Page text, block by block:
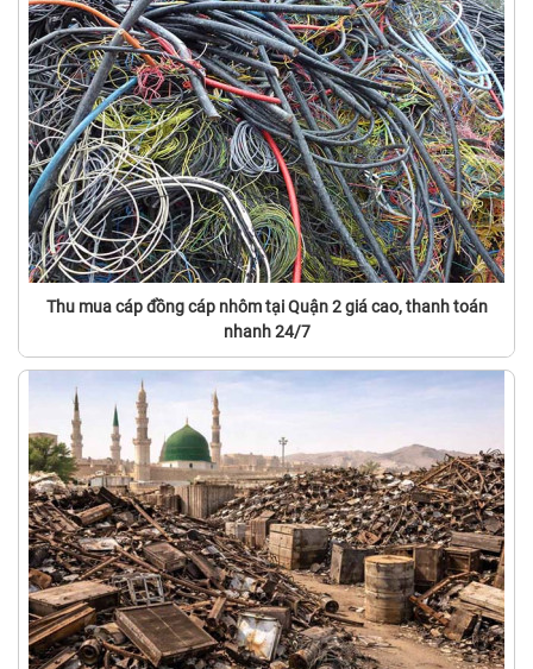
Thu mua cáp đồng cáp nhôm tại Quận 2 giá cao, thanh toán
nhanh 24/7